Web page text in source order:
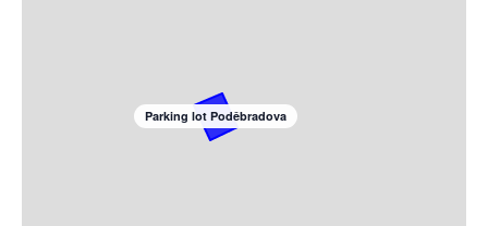
Parking lot Poděbradova